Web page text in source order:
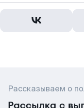
Рассказываем о
Рассылка с